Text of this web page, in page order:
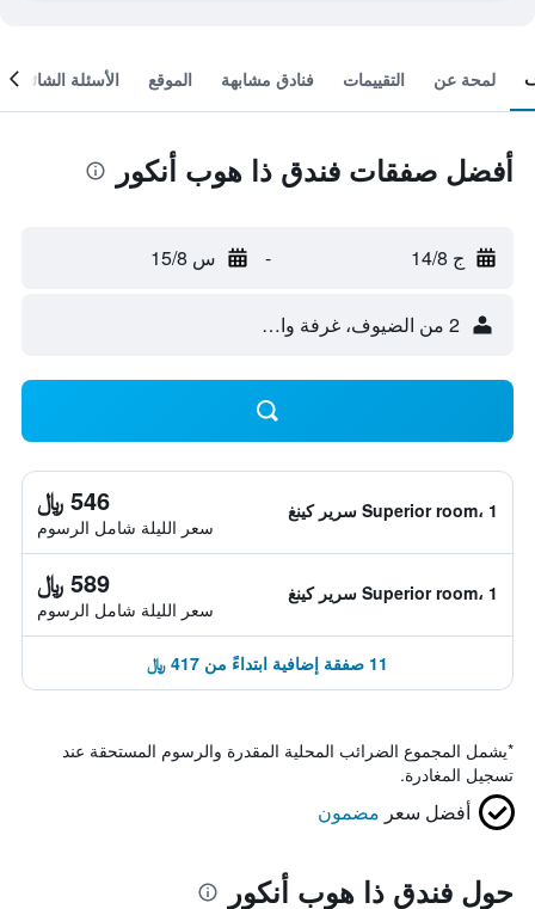
لمحة عن التقييمات فنادق مشابهة الموقع الأسئلة الشائعة
أفضل صفقات فندق ذا هوب أنكور
ج 14/8 - س 15/8
2 من الضيوف، غرفة واحدة
Superior room، 1 سرير كينغ 546 ﷼
سعر الليلة شامل الرسوم
Superior room، 1 سرير كينغ 589 ﷼
سعر الليلة شامل الرسوم
11 صفقة إضافية ابتداءً من 417 ﷼
*يشمل المجموع الضرائب المحلية المقدرة والرسوم المستحقة عند
تسجيل المغادرة.
أفضل سعر مضمون
حول فندق ذا هوب أنكور